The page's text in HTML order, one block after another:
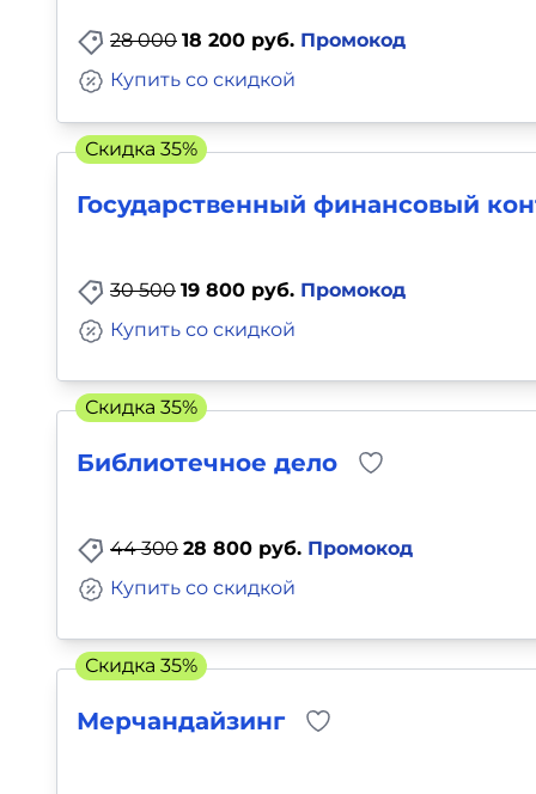
28 000 18 200 руб. Промокод
Купить со скидкой
Государственный финансовый
30 500 19 800 руб. Промокод
Купить со скидкой
Скидка 35%
Библиотечное дело
44 300 28 800 руб. Промокод
Купить со скидкой
Скидка 35%
Мерчандайзинг
Скидка 35%